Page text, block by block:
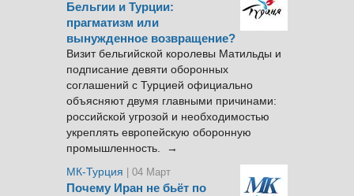
Бельгии и Турции:
прагматизм или
вынужденное возвращение?
Визит бельгийской королевы Матильды и
подписание девяти оборонных
соглашений с Турцией официально
объясняют двумя главными причинами:
российской угрозой и необходимостью
укреплять европейскую оборонную
промышленность. →
МК-Турция
| 04 Март
Почему Иран не бьёт по